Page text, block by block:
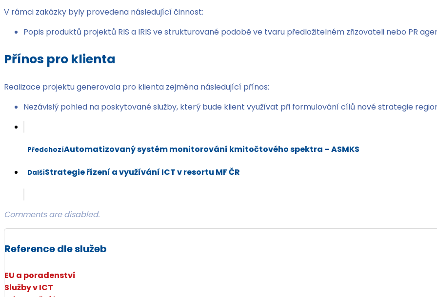
V rámci zakázky byly provedena následující činnost:
Popis produktů projektů RIS a IRIS ve strukturované podobě ve tvaru předložitelném zřizovateli nebo PR
Přínos pro klienta
Realizace projektu generovala pro klienta zejména následující přínos:
Nezávislý pohled na poskytované služby, který bude klient využívat při formulování cílů nové strategie
PředchozíAutomatizovaný systém monitorování kmitočtového spektra – ASMKS
DalšíStrategie řízení a využívání ICT v resortu MF ČR
Comments are disabled.
Reference dle služeb
EU a poradenství
Služby v ICT